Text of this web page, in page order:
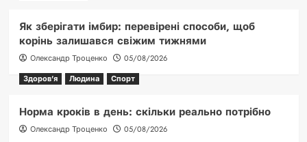
Як зберігати імбир: перевірені способи, щоб
корінь залишався свіжим тижнями
Олександр Троценко
05/08/2026
Здоров'я
Людина Спорт
Норма кроків в день: скільки реально потрібно
Олександр Троценко 05/08/2026